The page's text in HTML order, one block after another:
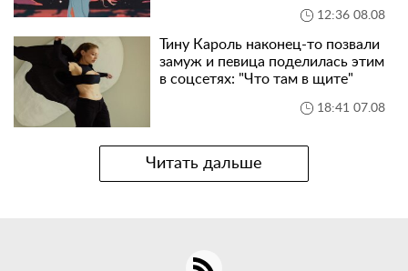
12:36 08.08
Тину Кароль наконец-то позвали
замуж и певица поделилась этим
в соцсетях: "Что там в щите"
18:41 07.08
Читать дальше